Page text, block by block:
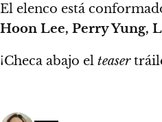
El elenco está
Hoon Lee, Perry Yung,
¡Checa abajo el teaser